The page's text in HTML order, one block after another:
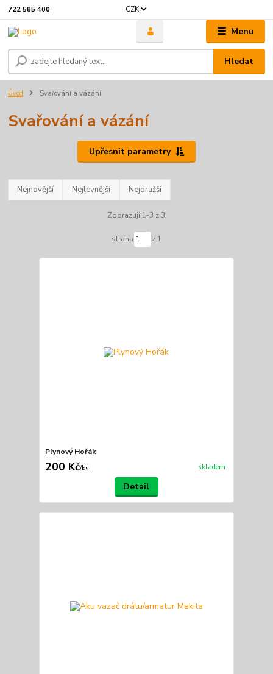
Menu
CZK
Hledat
722 585 400
Úvod Svařování a vázání
Svařování a vázání
Upřesnit parametry
Nejnovější Nejlevnější Nejdražší
Zobrazuji 1-3 z 3
strana z 1
Plynový Hořák
200 Kč/ks skladem
Detail